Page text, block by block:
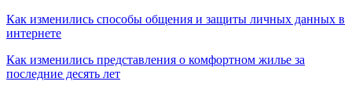
Как изменились способы общения и защиты личных данных в
интернете
Как изменились представления о комфортном жилье за
последние десять лет